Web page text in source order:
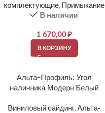
комплектующие, Примыкание
В наличии
1 670,00₽
В КОРЗИНУ
Альта-Профиль: Угол
наличника Модерн Белый
Виниловый сайдинг,Альта-